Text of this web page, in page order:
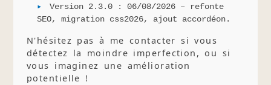
Version 2.3.0 : 06/08/2026 – refonte
SEO, migration css2026, ajout accordéon.
N'hésitez pas à me contacter si vous
détectez la moindre imperfection, ou si
vous imaginez une amélioration
potentielle !